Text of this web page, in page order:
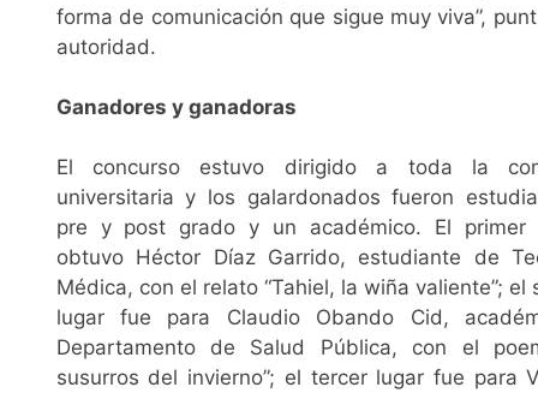
forma de comunicación que sigue muy viva”,
autoridad.
Ganadores y ganadoras
El concurso estuvo dirigido a toda la
universitaria y los galardonados fueron
pre y post grado y un académico. El primer
obtuvo Héctor Díaz Garrido, estudiante de
Médica, con el relato “Tahiel, la wiña valiente”; el
lugar fue para Claudio Obando Cid,
Departamento de Salud Pública, con el
susurros del invierno”; el tercer lugar fue para